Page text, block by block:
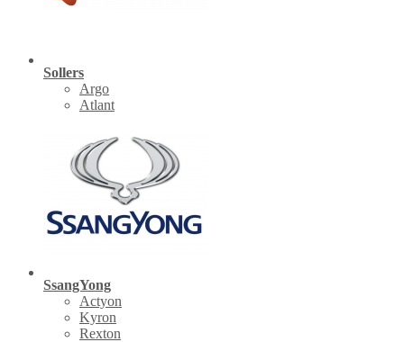
Sollers
Argo
Atlant
SsangYong
Actyon
Kyron
Rexton